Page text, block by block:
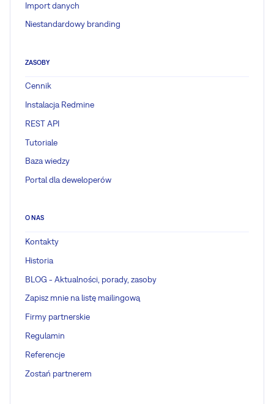
Import danych
Niestandardowy branding
ZASOBY
Cennik
Instalacja Redmine
REST API
Tutoriale
Baza wiedzy
Portal dla deweloperów
O NAS
Kontakty
Historia
BLOG - Aktualności, porady, zasoby
Zapisz mnie na listę mailingową
Firmy partnerskie
Regulamin
Referencje
Zostań partnerem